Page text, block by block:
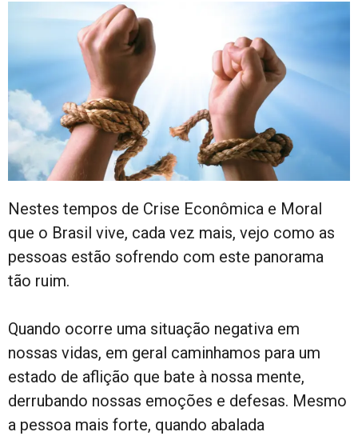
Nestes tempos de Crise Econômica e Moral
que o Brasil vive, cada vez mais, vejo como as
pessoas estão sofrendo com este panorama
tão ruim.
Quando ocorre uma situação negativa em
nossas vidas, em geral caminhamos para um
estado de aflição que bate à nossa mente,
derrubando nossas emoções e defesas. Mesmo
a pessoa mais forte, quando abalada